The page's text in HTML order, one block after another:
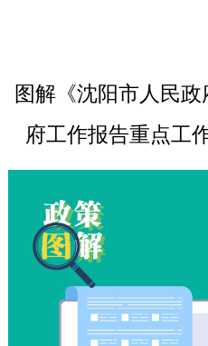
图解《沈阳市人民
府工作报告重点工